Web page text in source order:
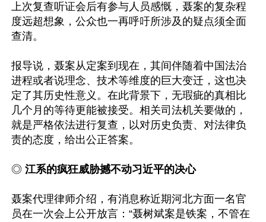
上次复查听证会后有参与人员感慨，聂案的复杂程
度远超想象，公众也一再呼吁所涉及的疑点须全面
查清。
报导说，聂案从定案到现在，其间伴随着中国法治
进程或者说理念、技术等维度的巨大变迁，这也决
定了其历史性意义。在此背景下，无瑕疵的真相比
几个月的等待更能被接受。相关司法机关要做的，
就是严格依法进行复查，以对历史负责、对法律负
责的态度，给出公正答案。
◎ 江系的疯狂威胁撼不动习近平的决心
聂案代理律师介绍，有消息称近期河北方面一名官
员在一次会上公开放言：“聂树斌案是铁案，不管在